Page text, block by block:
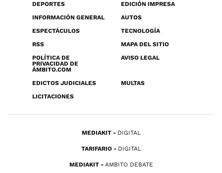
DEPORTES
EDICIÓN IMPRESA
INFORMACIÓN GENERAL
AUTOS
ESPECTÁCULOS
TECNOLOGÍA
RSS
MAPA DEL SITIO
POLÍTICA DE
PRIVACIDAD DE
ÁMBITO.COM
AVISO LEGAL
EDICTOS JUDICIALES
MULTAS
LICITACIONES
MEDIAKIT DIGITAL
TARIFARIO DIGITAL
MEDIAKIT AMBITO DEBATE